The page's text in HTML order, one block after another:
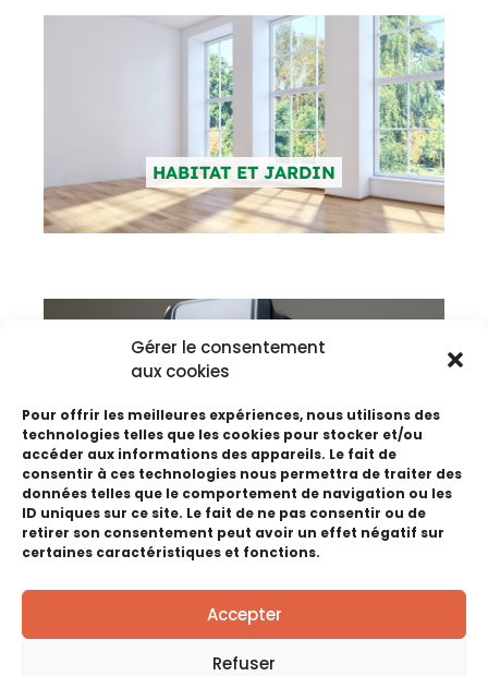
Gérer le consentement
aux cookies
Pour offrir les meilleures expériences, nous utilisons des
technologies telles que les cookies pour stocker et/ou
accéder aux informations des appareils. Le fait de
consentir à ces technologies nous permettra de traiter des
données telles que le comportement de navigation ou les
ID uniques sur ce site. Le fait de ne pas consentir ou de
retirer son consentement peut avoir un effet négatif sur
certaines caractéristiques et fonctions.
Accepter
Refuser
HABITAT ET JARDIN
LOISIRS ET CULTURE